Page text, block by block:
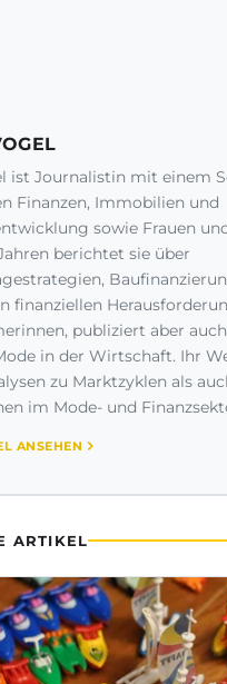
ist Journalistin mit einem
Finanzen, Immobilien und
sowie Frauen
berichtet sie über
finanziellen
publiziert aber
in der Wirtschaft. Ihr
zu Marktzyklen als
im Mode- und
ANSEHEN
ARTIKEL